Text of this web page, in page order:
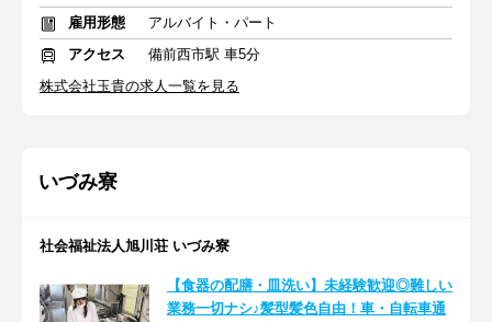
雇用形態
アルバイト・パート
アクセス
備前西市駅 車5分
株式会社玉貴の求人一覧を見る
いづみ寮
社会福祉法人旭川荘 いづみ寮
【食器の配膳・皿洗い】未経験歓迎◎難しい
業務一切ナシ♪髪型髪色自由！車・自転車通